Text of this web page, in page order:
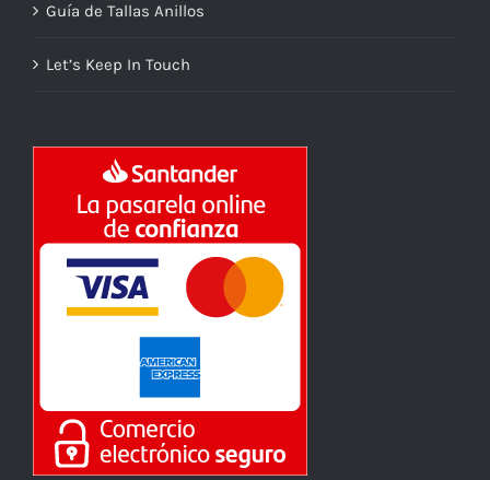
Guía de Tallas Anillos
Let’s Keep In Touch